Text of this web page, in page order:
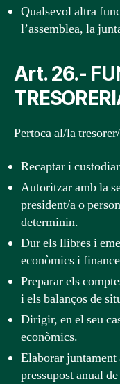
Qualsevol altra
l’assemblea, la
Art. 26.-
Pertoca al/la
Recaptar i
Autoritzar amb la
president/a o
determinin.
Dur els llibres i
econòmics i
Preparar els
i els balanços de
Dirigir, en el seu
econòmics.
Elaborar juntament
pressupost anual